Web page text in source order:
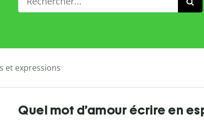
et expressions
Quel mot d’amour écrire en